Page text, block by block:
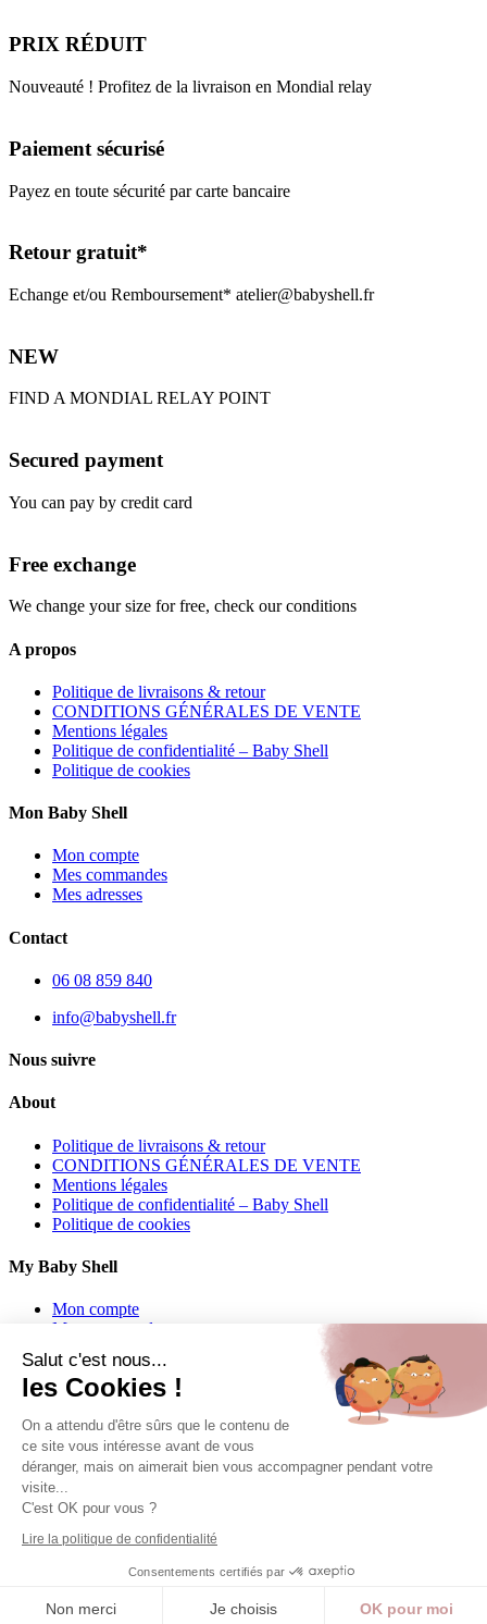
PRIX RÉDUIT
Nouveauté ! Profitez de la livraison en Mondial relay
Paiement sécurisé
Payez en toute sécurité par carte bancaire
Retour gratuit*
Echange et/ou Remboursement* atelier@babyshell.fr
NEW
FIND A MONDIAL RELAY POINT
Secured payment
You can pay by credit card
Free exchange
We change your size for free, check our conditions
A propos
Politique de livraisons & retour
CONDITIONS GÉNÉRALES DE VENTE
Mentions légales
Politique de confidentialité – Baby Shell
Politique de cookies
Mon Baby Shell
Mon compte
Mes commandes
Mes adresses
Contact
06 08 859 840
info@babyshell.fr
Nous suivre
About
Politique de livraisons & retour
CONDITIONS GÉNÉRALES DE VENTE
Mentions légales
Politique de confidentialité – Baby Shell
Politique de cookies
My Baby Shell
Mon compte
Mes commandes
Contact
06 62 27 22 01
info@babyshell.fr
Follow us
Salut c'est nous...
les Cookies !
On a attendu d'être sûrs que le contenu de
ce site vous intéresse avant de vous
déranger, mais on aimerait bien vous accompagner pendant votre
visite...
C'est OK pour vous ?
Lire la politique de confidentialité
Consentements certifiés par
Non merci Je choisis OK pour moi